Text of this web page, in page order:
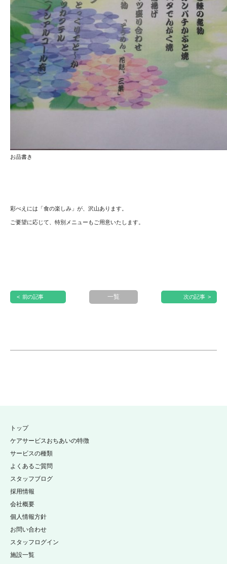
お品書き
彩べえには「食の楽しみ」が、沢山あります。
ご要望に応じて、特別メニューもご用意いたします。
< 前の記事 一覧 次の記事 >
トップ
ケアサービスおちあいの特徴
サービスの種類
よくあるご質問
スタッフブログ
採用情報
施設一覧
会社概要
個人情報方針
お問い合わせ
スタッフログイン